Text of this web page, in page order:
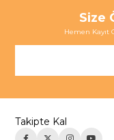
Size
Hemen Kayıt
Takipte Kal